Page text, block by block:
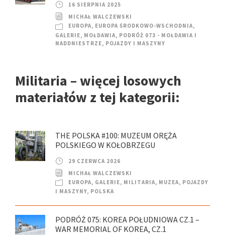
16 SIERPNIA 2025
MICHAŁ WALCZEWSKI
EUROPA, EUROPA ŚRODKOWO-WSCHODNIA,
GALERIE, MOŁDAWIA, PODRÓŻ 073 - MOŁDAWIA I
NADDNIESTRZE, POJAZDY I MASZYNY
Militaria – więcej losowych
materiałów z tej kategorii:
THE POLSKA #100: MUZEUM ORĘŻA
POLSKIEGO W KOŁOBRZEGU
29 CZERWCA 2026
MICHAŁ WALCZEWSKI
EUROPA, GALERIE, MILITARIA, MUZEA, POJAZDY
I MASZYNY, POLSKA
PODRÓŻ 075: KOREA POŁUDNIOWA CZ.1 –
WAR MEMORIAL OF KOREA, CZ.1